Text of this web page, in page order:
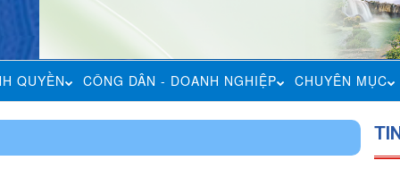
QUYỀN CÔNG DÂN - DOANH NGHIỆP CHUYÊN MỤC